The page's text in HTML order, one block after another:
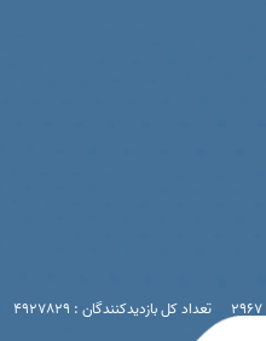
تعداد کل بازدیدکنندگان : 4927829